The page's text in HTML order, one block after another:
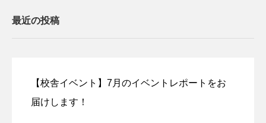
最近の投稿
【校舎イベント】7月のイベントレポートをお
届けします！